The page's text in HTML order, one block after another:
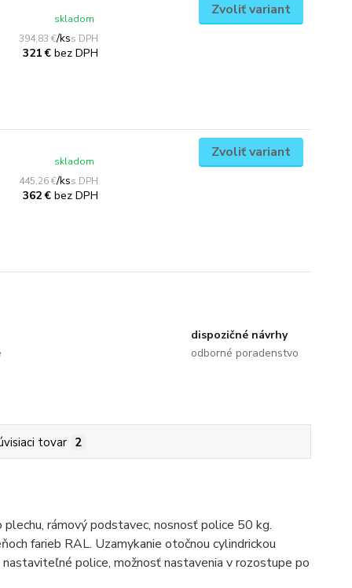
394,83 €/ks
321 €bez DPH
skladom
Zvoliť variant
445,26 €/ks
362 €bez DPH
skladom
Zvoliť variant
dispozičné návrhy
odborné poradenstvo
tovar 2
rámový podstavec, nosnosť police 50 kg.
farieb RAL. Uzamykanie otočnou cylindrickou
police, možnosť nastavenia v rozostupe po